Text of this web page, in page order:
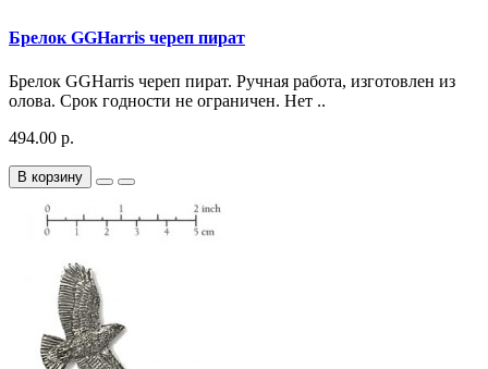
Брелок GGHarris череп пират
Брелок GGHarris череп пират. Ручная работа, изготовлен из
олова. Срок годности не ограничен. Нет ..
494.00 р.
В корзину